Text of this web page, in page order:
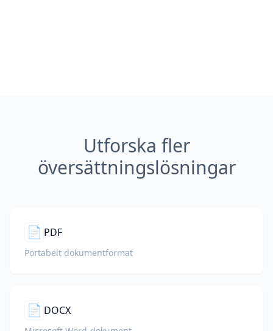
Utforska fler
översättningslösningar
📄 PDF
Portabelt dokumentformat
📄 DOCX